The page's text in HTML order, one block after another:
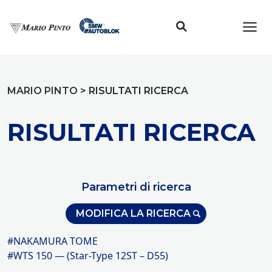
MARIO PINTO > RISULTATI RICERCA
RISULTATI RICERCA
Parametri di ricerca
MODIFICA LA RICERCA
#NAKAMURA TOME
#WTS 150 — (Star-Type 12ST – D55)